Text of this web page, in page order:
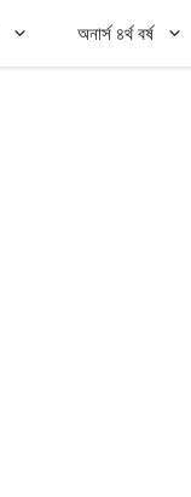
অনার্স ৪র্থ বর্ষ